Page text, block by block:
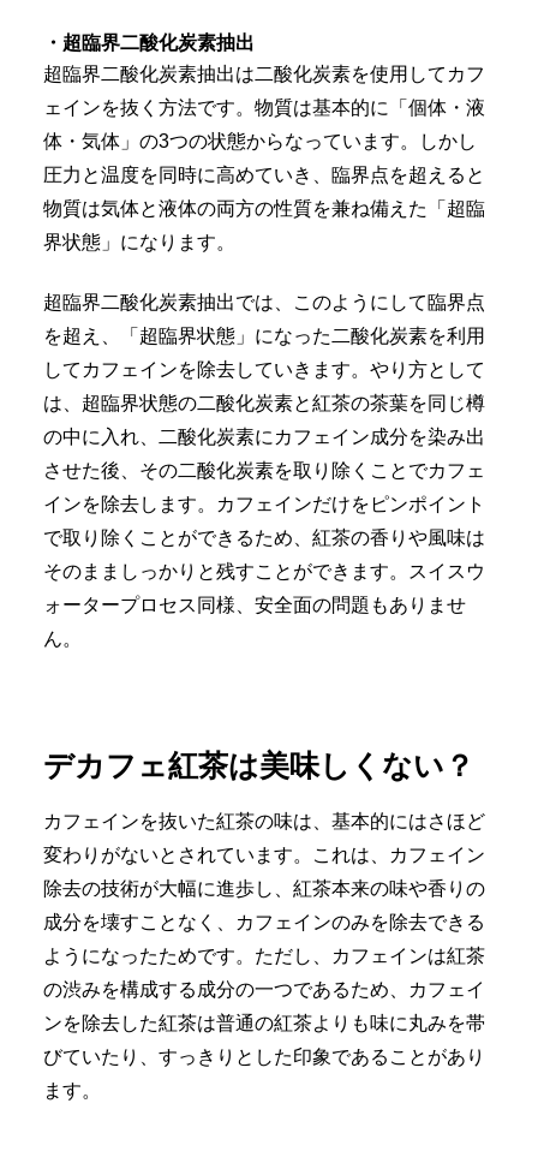
・超臨界二酸化炭素抽出
超臨界二酸化炭素抽出は二酸化炭素を使用してカフ
ェインを抜く方法です。物質は基本的に「個体・液
体・気体」の3つの状態からなっています。しかし
圧力と温度を同時に高めていき、臨界点を超えると
物質は気体と液体の両方の性質を兼ね備えた「超臨
界状態」になります。
超臨界二酸化炭素抽出では、このようにして臨界点
を超え、「超臨界状態」になった二酸化炭素を利用
してカフェインを除去していきます。やり方として
は、超臨界状態の二酸化炭素と紅茶の茶葉を同じ樽
の中に入れ、二酸化炭素にカフェイン成分を染み出
させた後、その二酸化炭素を取り除くことでカフェ
インを除去します。カフェインだけをピンポイント
で取り除くことができるため、紅茶の香りや風味は
そのまましっかりと残すことができます。スイスウ
ォータープロセス同様、安全面の問題もありませ
ん。
デカフェ紅茶は美味しくない？
カフェインを抜いた紅茶の味は、基本的にはさほど
変わりがないとされています。これは、カフェイン
除去の技術が大幅に進歩し、紅茶本来の味や香りの
成分を壊すことなく、カフェインのみを除去できる
ようになったためです。ただし、カフェインは紅茶
の渋みを構成する成分の一つであるため、カフェイ
ンを除去した紅茶は普通の紅茶よりも味に丸みを帯
びていたり、すっきりとした印象であることがあり
ます。